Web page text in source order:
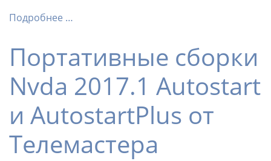
Подробнее …
Портативные сборки
Nvda 2017.1 Autostart
и AutostartPlus от
Телемастера